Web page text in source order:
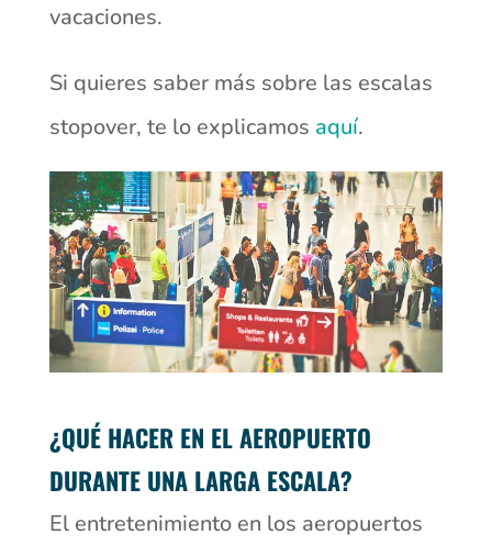
vacaciones.
Si quieres saber más sobre las escalas
stopover, te lo explicamos aquí.
¿QUÉ HACER EN EL AEROPUERTO
DURANTE UNA LARGA ESCALA?
El entretenimiento en los aeropuertos